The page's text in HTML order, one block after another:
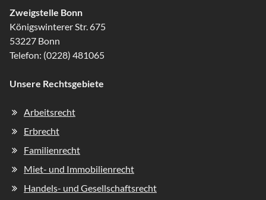
Zweigstelle Bonn
Königswinterer Str. 675
53227 Bonn
Telefon: (0228) 481065
Unsere Rechtsgebiete
Navigation
überspringen
Arbeitsrecht
Erbrecht
Familienrecht
Miet- und Immobilienrecht
Handels- und Gesellschaftsrecht